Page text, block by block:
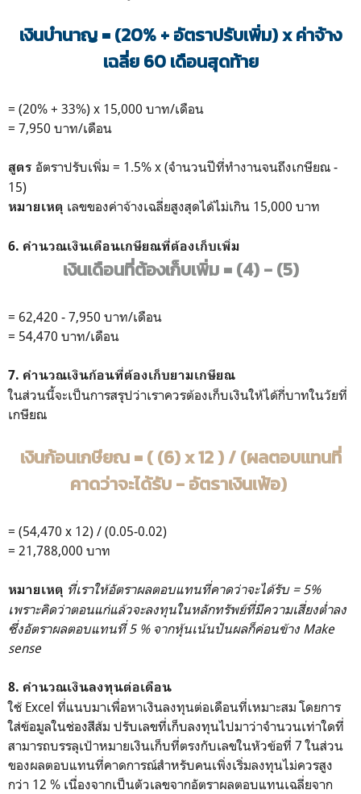
เงินบำนาญ = (20% + อัตราปรับเพิ่ม) x ค่าจ้าง
เฉลี่ย 60 เดือนสุดท้าย
= (20% + 33%) x 15,000 บาท/เดือน
= 7,950 บาท/เดือน
สูตร อัตราปรับเพิ่ม = 1.5% x (จำนวนปีที่ทำงานจนถึงเกษียณ -
15)
หมายเหตุ เลขของค่าจ้างเฉลี่ยสูงสุดได้ไม่เกิน 15,000 บาท
6. คำนวณเงินเดือนเกษียณที่ต้องเก็บเพิ่ม
เงินเดือนที่ต้องเก็บเพิ่ม = (4) - (5)
= 62,420 - 7,950 บาท/เดือน
= 54,470 บาท/เดือน
7. คำนวณเงินก้อนที่ต้องเก็บยามเกษียณ
ในส่วนนี้จะเป็นการสรุปว่าเราควรต้องเก็บเงินให้ได้กี่บาทในวัยที่
เกษียณ
เงินก้อนเกษียณ = ( (6) x 12 ) / (ผลตอบแทนที่
คาดว่าจะได้รับ - อัตราเงินเฟ้อ)
= (54,470 x 12) / (0.05-0.02)
= 21,788,000 บาท
หมายเหตุ ที่เราให้อัตราผลตอบแทนที่คาดว่าจะได้รับ = 5%
เพราะคิดว่าตอนแก่แล้วจะลงทุนในหลักทรัพย์ที่มีความเสี่ยงต่ำลง
ซึ่งอัตราผลตอบแทนที่ 5 % จากหุ้นเน้นปันผลก็ค่อนข้าง Make
sense
8. คำนวณเงินลงทุนต่อเดือน
ใช้ Excel ที่แนบมาเพื่อหาเงินลงทุนต่อเดือนที่เหมาะสม โดยการ
ใส่ข้อมูลในช่องสีส้ม ปรับเลขที่เก็บลงทุนไปมาว่าจำนวนเท่าใดที่
สามารถบรรลุเป้าหมายเงินเก็บที่ตรงกับเลขในหัวข้อที่ 7 ในส่วน
ของผลตอบแทนที่คาดการณ์สำหรับคนเพิ่งเริ่มลงทุนไม่ควรสูง
กว่า 12 % เนื่องจากเป็นตัวเลขจากอัตราผลตอบแทนเฉลี่ยจาก